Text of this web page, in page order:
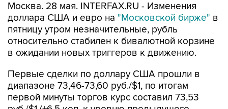
Москва. 28 мая. INTERFAX.RU - Изменения
доллара США и евро на "Московской бирже" в
пятницу утром незначительные, рубль
относительно стабилен к бивалютной корзине
в ожидании новых триггеров к движению.
Первые сделки по доллару США прошли в
диапазоне 73,46-73,60 руб./$1, по итогам
первой минуты торгов курс составил 73,53